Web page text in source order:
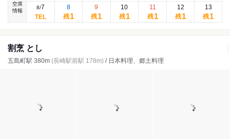
空席
情報
8/7
8
残1
9
残1
10
残1
11
残1
12
残1
13
残1
割烹 とし
五島町駅 380m (長崎駅前駅 178m) / 日本料理、郷土料理